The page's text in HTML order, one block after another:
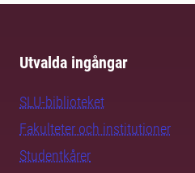
Utvalda ingångar
SLU-biblioteket
Fakulteter och institutioner
Studentkårer